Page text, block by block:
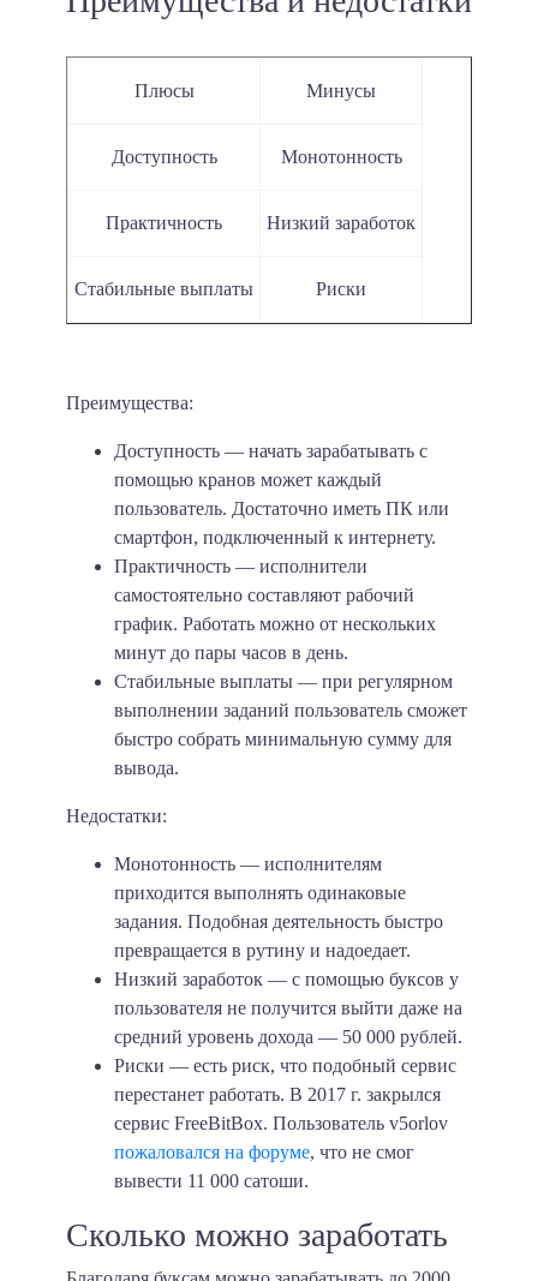
Плюсы Минусы
Доступность Монотонность
Практичность Низкий заработок
Стабильные выплаты Риски
Преимущества:
Доступность — начать зарабатывать с
помощью кранов может каждый
пользователь. Достаточно иметь ПК или
смартфон, подключенный к интернету.
Практичность — исполнители
самостоятельно составляют рабочий
график. Работать можно от нескольких
минут до пары часов в день.
Стабильные выплаты — при регулярном
выполнении заданий пользователь сможет
быстро собрать минимальную сумму для
вывода.
Недостатки:
Монотонность — исполнителям
приходится выполнять одинаковые
задания. Подобная деятельность быстро
превращается в рутину и надоедает.
Низкий заработок — с помощью буксов у
пользователя не получится выйти даже на
средний уровень дохода — 50 000 рублей.
Риски — есть риск, что подобный сервис
перестанет работать. В 2017 г. закрылся
сервис FreeBitBox. Пользователь v5orlov
пожаловался на форуме, что не смог
вывести 11 000 сатоши.
Сколько можно заработать